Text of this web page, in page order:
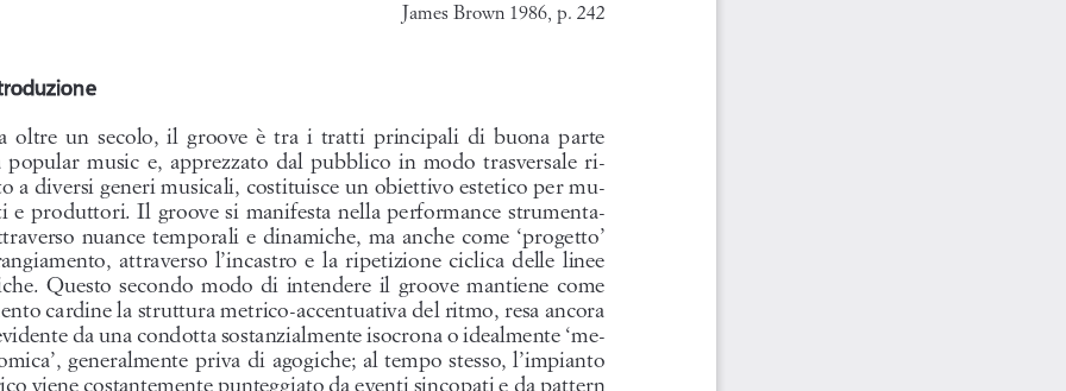
James Brown 1986, p. 242
oltre  un  secolo,  il  groove  è  tra  i  tratti  principali  di  buona  parte
popular  music  e,  apprezzato  dal  pubblico  in  modo  trasversale  ri-
a diversi generi musicali, costituisce un obiettivo estetico per mu-
e produttori. Il groove si manifesta nella performance strumenta-
nuance temporali e dinamiche, ma anche come ‘progetto’
attraverso  l’incastro  e  la  ripetizione  ciclica  delle  linee
Questo  secondo  modo  di  intendere  il  groove  mantiene  come
cardine la struttura metrico-accentuativa del ritmo, resa ancora
da una condotta sostanzialmente isocrona o idealmente ‘me-
generalmente priva di agogiche; al tempo stesso, l’impianto
viene costantemente punteggiato da eventi sincopati e da pattern